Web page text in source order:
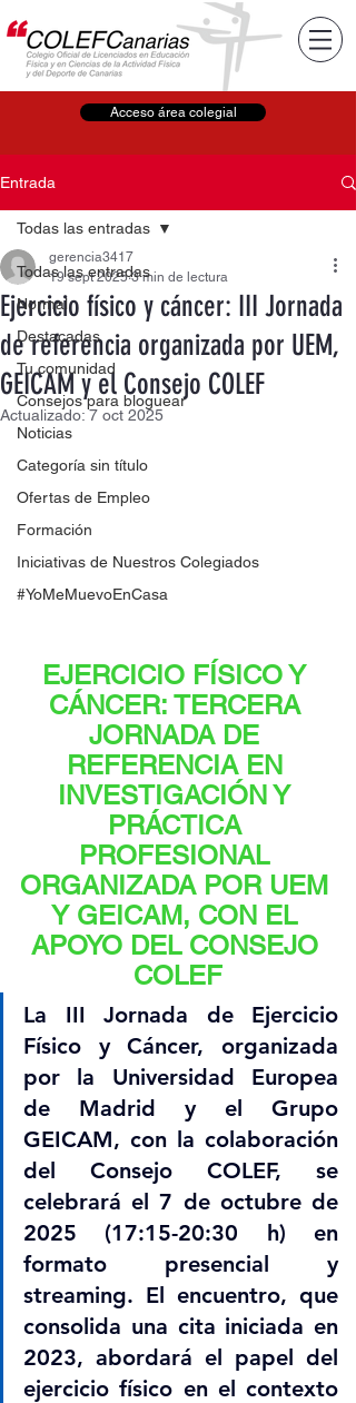
Acceso área colegial
Entrada
Todas las entradas
Normal
Destacadas
Tu comunidad
Consejos para bloguear
Noticias
Categoría sin título
Ofertas de Empleo
Formación
Iniciativas de Nuestros Colegiados
#YoMeMuevoEnCasa
Todas las entradas
Ejercicio físico y cáncer: III Jornada
de referencia organizada por UEM,
GEICAM y el Consejo COLEF
gerencia3417
19 sept 2025 3 min de lectura
Actualizado:7 oct 2025
EJERCICIO FÍSICO Y
CÁNCER: TERCERA
JORNADA DE
REFERENCIA EN
INVESTIGACIÓN Y
PRÁCTICA
PROFESIONAL
ORGANIZADA POR UEM
Y GEICAM, CON EL
APOYO DEL CONSEJO
COLEF
La III Jornada de Ejercicio
Físico y Cáncer, organizada
por la Universidad Europea
de Madrid y el Grupo
GEICAM, con la colaboración
del Consejo COLEF, se
celebrará el 7 de octubre de
2025 (17:15-20:30 h) en
formato presencial y
streaming. El encuentro, que
consolida una cita iniciada en
2023, abordará el papel del
ejercicio físico en el contexto